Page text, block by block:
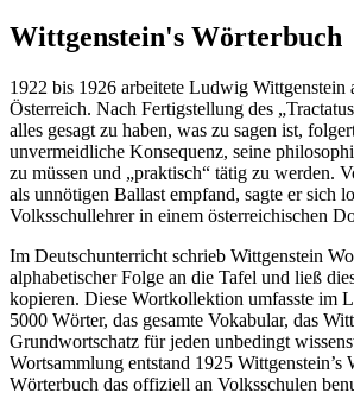
Wittgenstein's Wörterbuch
1922 bis 1926 arbeitete Ludwig Wittgenstein
Österreich. Nach Fertigstellung des
alles gesagt zu haben, was zu sagen ist,
unvermeidliche Konsequenz, seine
zu müssen und „praktisch“ tätig zu werden.
als unnötigen Ballast empfand, sagte er sich
Volksschullehrer in einem österreichischen
Im Deutschunterricht schrieb Wittgenstein
alphabetischer Folge an die Tafel und ließ
kopieren. Diese Wortkollektion umfasste im
5000 Wörter, das gesamte Vokabular, das
Grundwortschatz für jeden unbedingt
Wortsammlung entstand 1925 Wittgenstein’s
Wörterbuch das offiziell an Volksschulen